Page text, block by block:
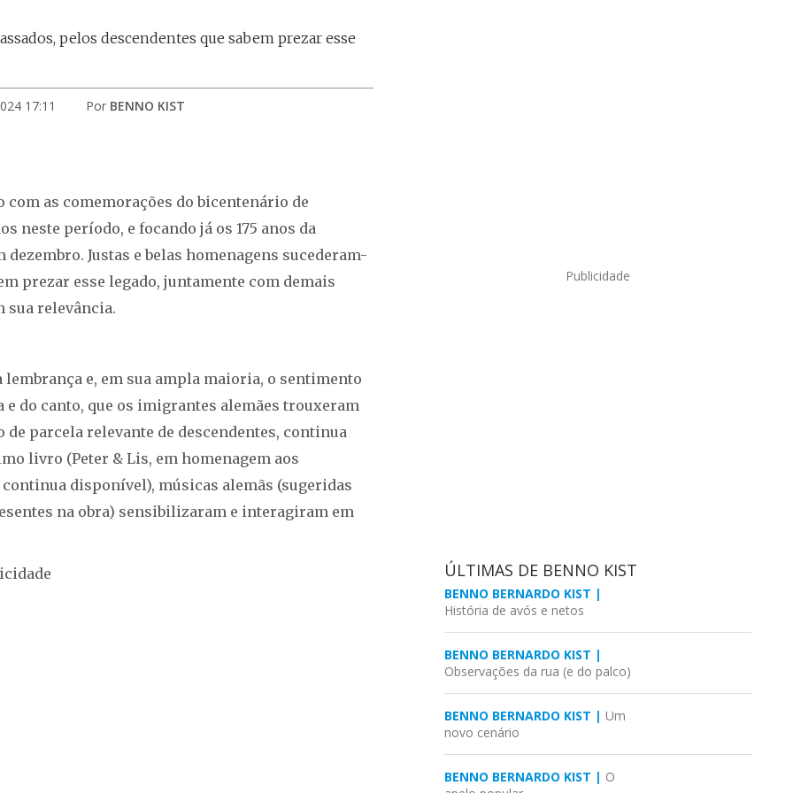
pelos descendentes que sabem prezar esse
17:11 Por BENNO KIST
as comemorações do bicentenário de
neste período, e focando já os 175 anos da
Justas e belas homenagens sucederam-
prezar esse legado, juntamente com demais
sua relevância.
e, em sua ampla maioria, o sentimento
do canto, que os imigrantes alemães trouxeram
de parcela relevante de descendentes, continua
livro (Peter & Lis, em homenagem aos
continua disponível), músicas alemãs (sugeridas
na obra) sensibilizaram e interagiram em
Publicidade
ÚLTIMAS DE BENNO KIST
BENNO BERNARDO KIST |
História de avós e netos
BENNO BERNARDO KIST |
Observações da rua (e do palco)
BENNO BERNARDO KIST | Um
novo cenário
BENNO BERNARDO KIST | O